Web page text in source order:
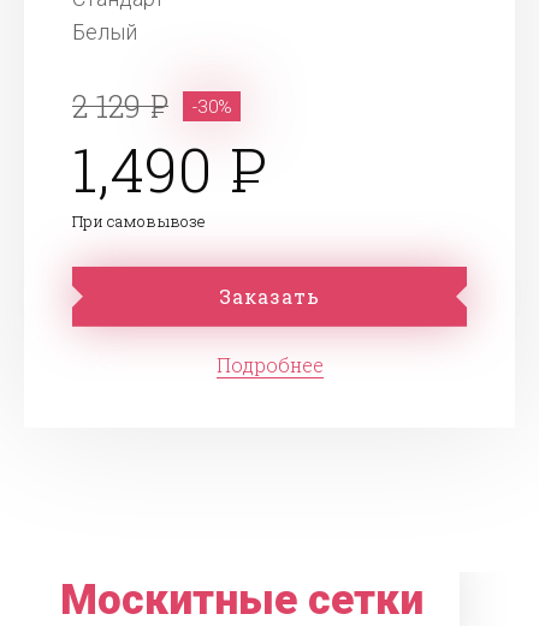
Белый
2 129 -30%
1,490
При самовывозе
Заказать
Подробнее
Москитные сетки